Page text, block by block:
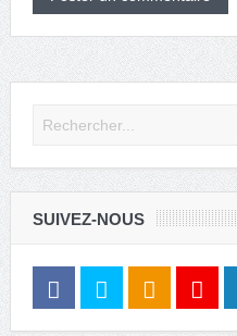
SUIVEZ-NOUS